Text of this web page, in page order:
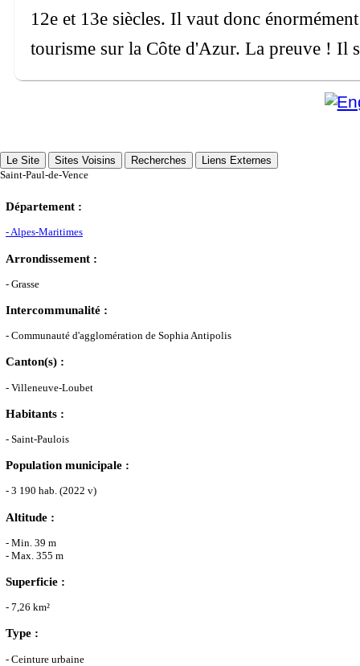
12e et 13e siècles. Il vaut donc
tourisme sur la Côte d'Azur. La preuve ! Il
Le Site Sites Voisins Recherches
Liens Externes
Saint-Paul-de-Vence
Département :
- Alpes-Maritimes
Arrondissement :
- Grasse
Intercommunalité :
- Communauté d'agglomération de Sophia Antipolis
Canton(s) :
- Villeneuve-Loubet
Habitants :
- Saint-Paulois
Population municipale :
- 3 190 hab. (2022 v)
Altitude :
- Min. 39 m
- Max. 355 m
Superficie :
- 7,26 km²
Type :
- Ceinture urbaine